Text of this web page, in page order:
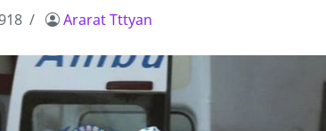
Ararat Tttyan